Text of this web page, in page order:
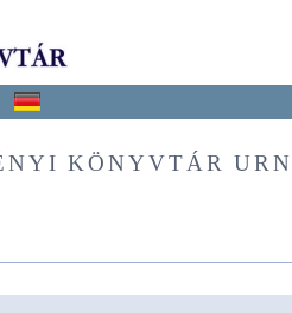
KÖNYVTÁR URN